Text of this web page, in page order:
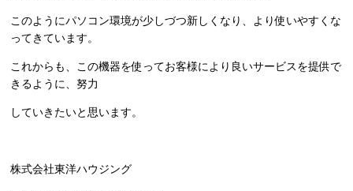
このようにパソコン環境が少しづつ新しくなり、より使いやすくな
ってきています。
これからも、この機器を使ってお客様により良いサービスを提供で
きるように、努力
していきたいと思います。
株式会社東洋ハウジング